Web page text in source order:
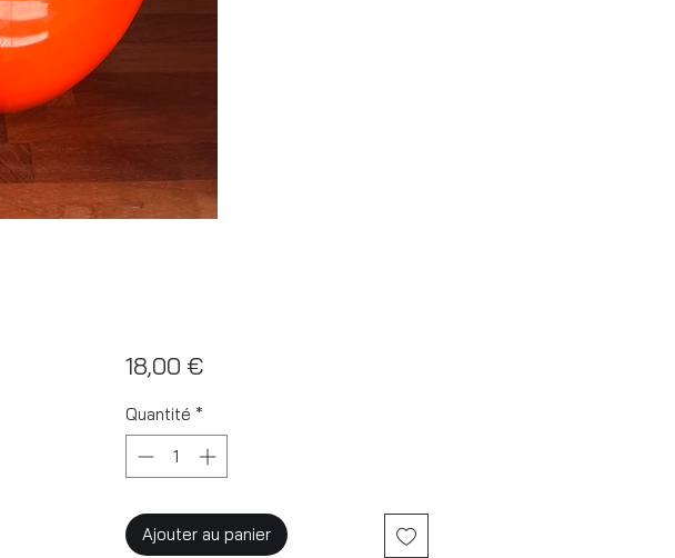
18,00 €Prix
Quantité *
Ajouter au panier